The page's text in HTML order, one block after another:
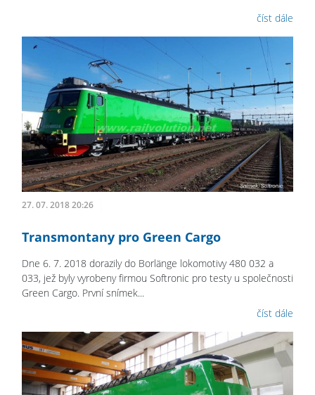
číst dále
27. 07. 2018 20:26
Transmontany pro Green Cargo
Dne 6. 7. 2018 dorazily do Borlänge lokomotivy 480 032 a
033, jež byly vyrobeny firmou Softronic pro testy u společnosti
Green Cargo. První snímek...
číst dále